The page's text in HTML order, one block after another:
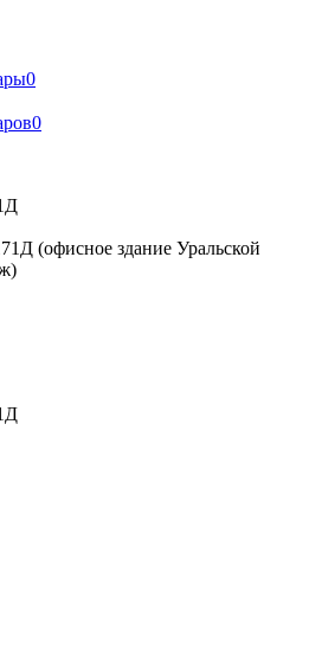
0
0
(офисное здание Уральской